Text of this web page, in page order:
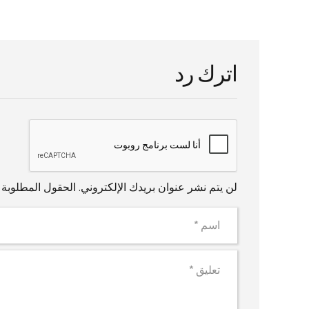
اترك رد
لن يتم نشر عنوان بريدك الإلكتروني. الحقول